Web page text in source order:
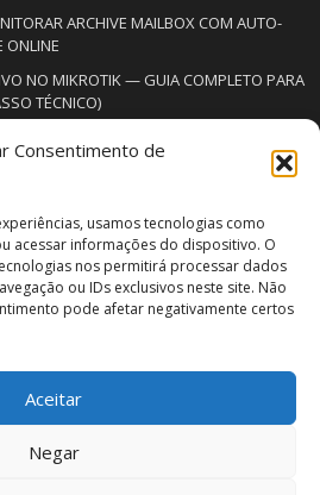
Consentimento de
usamos tecnologias como
acessar informações do dispositivo. O
nos permitirá processar dados
ou IDs exclusivos neste site. Não
pode afetar negativamente certos
Aceitar
Negar
ARCHIVE MAILBOX COM AUTO-
ONLINE
NO MIKROTIK — GUIA COMPLETO PARA
TÉCNICO)
segurança eletrônica
SEG- Soluções em Informática e